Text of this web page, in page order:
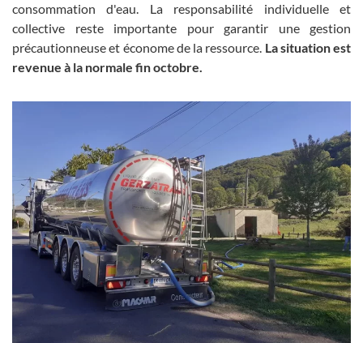
consommation d'eau. La responsabilité individuelle et
collective reste importante pour garantir une gestion
précautionneuse et économe de la ressource. La situation est
revenue à la normale fin octobre.